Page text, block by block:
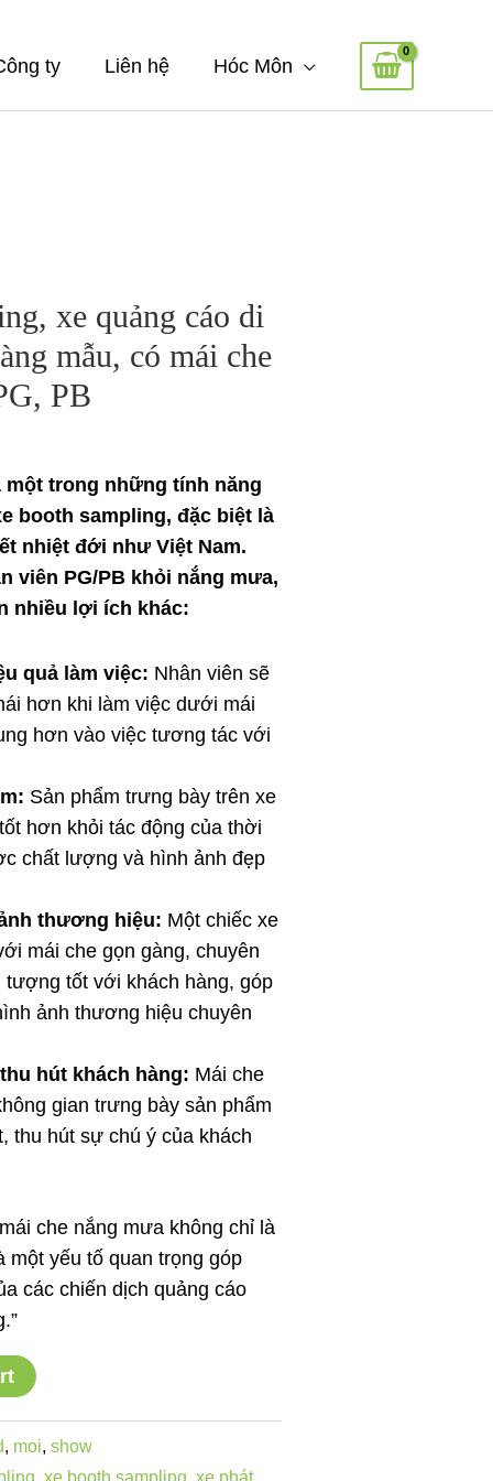
ty Liên hệ Hóc Môn
xe quảng cáo di
mẫu, có mái che
PB
một trong những tính năng
booth sampling, đặc biệt là
nhiệt đới như Việt Nam.
viên PG/PB khỏi nắng mưa,
nhiều lợi ích khác:
quả làm việc: Nhân viên sẽ
hơn khi làm việc dưới mái
hơn vào việc tương tác với
Sản phẩm trưng bày trên xe
hơn khỏi tác động của thời
chất lượng và hình ảnh đẹp
thương hiệu: Một chiếc xe
mái che gọn gàng, chuyên
tượng tốt với khách hàng, góp
ảnh thương hiệu chuyên
hút khách hàng: Mái che
gian trưng bày sản phẩm
thu hút sự chú ý của khách
che nắng mưa không chỉ là
một yếu tố quan trọng góp
các chiến dịch quảng cáo
, moi,show
,xe booth sampling ,xe phát